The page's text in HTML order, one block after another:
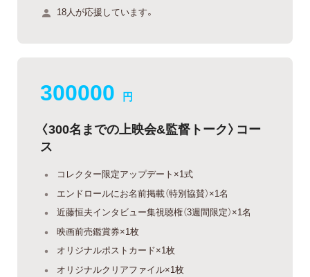
18人が応援しています。
300000 円
〈300名までの上映会&監督トーク〉コー
ス
コレクター限定アップデート×1式
エンドロールにお名前掲載（特別協賛）×1名
近藤恒夫インタビュー集視聴権（3週間限定）×1名
映画前売鑑賞券×1枚
オリジナルポストカード×1枚
オリジナルクリアファイル×1枚